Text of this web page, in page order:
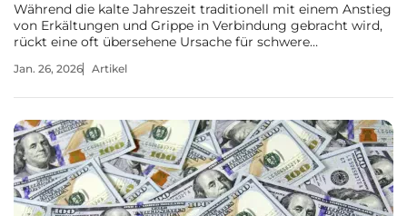
Während die kalte Jahreszeit traditionell mit einem Anstieg
von Erkältungen und Grippe in Verbindung gebracht wird,
rückt eine oft übersehene Ursache für schwere
Fokus: ein Mangel am sogenannten Sonnenvitamin. Neue
Jan. 26, 2026 Artikel